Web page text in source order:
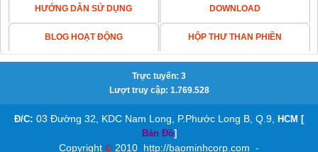
KIM THU SÉT ABB OPR
HƯỚNG DẪN SỬ DỤNG DOWNLOAD
BLOG HOẠT ĐỘNG HỘP THƯ THAN PHIỀN
Trực tuyến: 3
Lượt truy cập: 1.769.528
Đ/C: 03 Đường 32, KDC Nam Long, P.Phước Long B, Q.9, HCM [
Bản Đồ]
Copyright © 2010 http://baominhcorp.com -